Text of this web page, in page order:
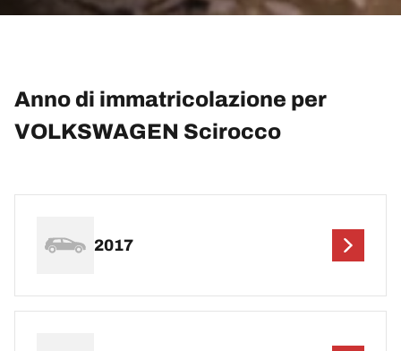
Anno di immatricolazione per
VOLKSWAGEN Scirocco
2017